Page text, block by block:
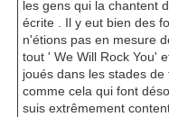
les gens qui la chantent
écrite . Il y eut bien des
n'étions pas en mesure
tout ' We Will Rock You'
joués dans les stades
comme cela qui font
suis extrêmement content